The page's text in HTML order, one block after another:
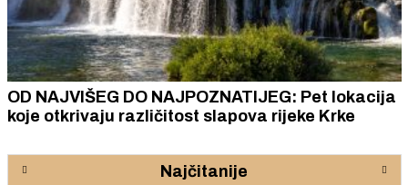
OD NAJVIŠEG DO NAJPOZNATIJEG: Pet lokacija
koje otkrivaju različitost slapova rijeke Krke
Najčitanije